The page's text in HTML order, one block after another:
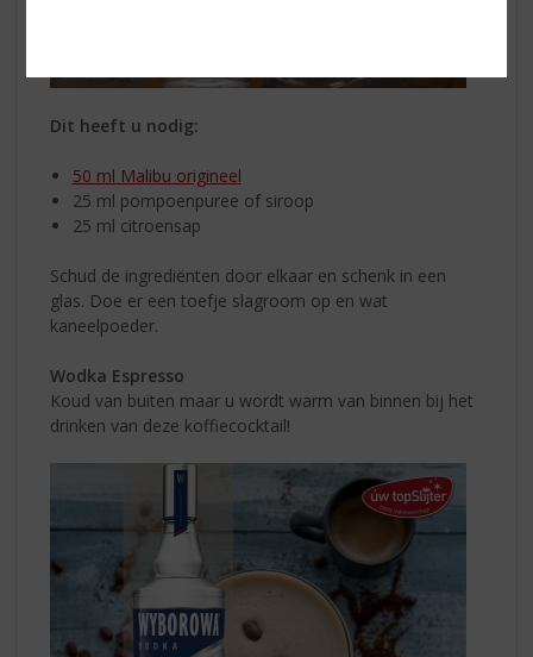
Dit heeft u nodig:
50 ml Malibu origineel
25 ml pompoenpuree of siroop
25 ml citroensap
Schud de ingrediënten door elkaar en schenk in een
glas. Doe er een toefje slagroom op en wat
kaneelpoeder.
Wodka Espresso
Koud van buiten maar u wordt warm van binnen bij het
drinken van deze koffiecocktail!